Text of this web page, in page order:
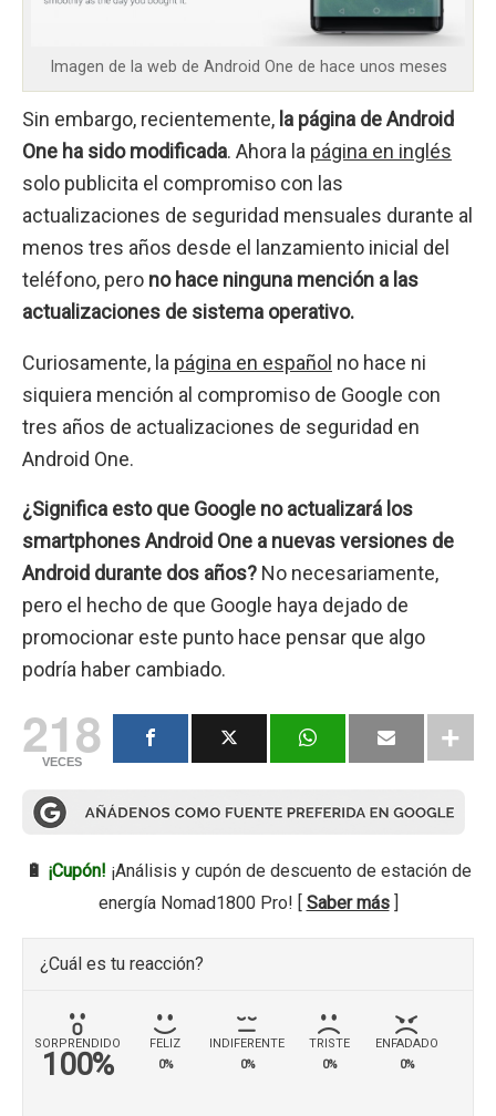
Imagen de la web de Android One de hace unos meses
Sin embargo, recientemente, la página de Android
One ha sido modificada. Ahora la página en inglés
solo publicita el compromiso con las
actualizaciones de seguridad mensuales durante al
menos tres años desde el lanzamiento inicial del
teléfono, pero no hace ninguna mención a las
actualizaciones de sistema operativo.
Curiosamente, la página en español no hace ni
siquiera mención al compromiso de Google con
tres años de actualizaciones de seguridad en
Android One.
¿Significa esto que Google no actualizará los
smartphones Android One a nuevas versiones de
Android durante dos años? No necesariamente,
pero el hecho de que Google haya dejado de
promocionar este punto hace pensar que algo
podría haber cambiado.
218
VECES
🔋 ¡Cupón! ¡Análisis y cupón de descuento de estación de
energía Nomad1800 Pro! [ Saber más]
¿Cuál es tu reacción?
SORPRENDIDO
100%
FELIZ
0%
INDIFERENTE
0%
TRISTE
0%
ENFADADO
0%